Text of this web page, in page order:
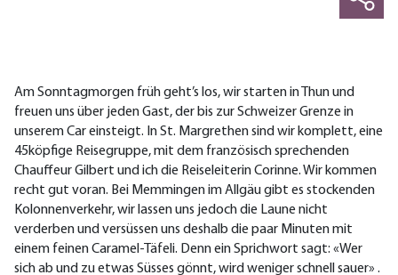
Am Sonntagmorgen früh geht’s los, wir starten in Thun und
freuen uns über jeden Gast, der bis zur Schweizer Grenze in
unserem Car einsteigt. In St. Margrethen sind wir komplett, eine
45köpfige Reisegruppe, mit dem französisch sprechenden
Chauffeur Gilbert und ich die Reiseleiterin Corinne. Wir kommen
recht gut voran. Bei Memmingen im Allgäu gibt es stockenden
Kolonnenverkehr, wir lassen uns jedoch die Laune nicht
verderben und versüssen uns deshalb die paar Minuten mit
einem feinen Caramel-Täfeli. Denn ein Sprichwort sagt: «Wer
sich ab und zu etwas Süsses gönnt, wird weniger schnell sauer» .